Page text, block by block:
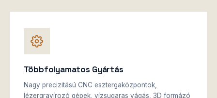
Többfolyamatos Gyártás
Nagy precizitású CNC esztergaközpontok,
lézergravírozó gépek, vízsugaras vágás, 3D formázó